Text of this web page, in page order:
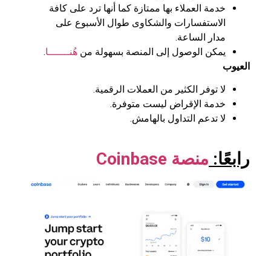
خدمة العملاء بها ممتازة كما أنها ترد على كافة
الاستفسارات والشكاوى طوال الأسبوع على
مدار الساعة.
يمكن الوصول إلى المنصة بسهولة من هُنـــــــا.
العيوب
لا توفر الكثير من العملات الرقمية.
خدمة الإقراض ليست متوفرة.
لا تدعم التداول بالهامش.
رابعًا: منصة Coinbase